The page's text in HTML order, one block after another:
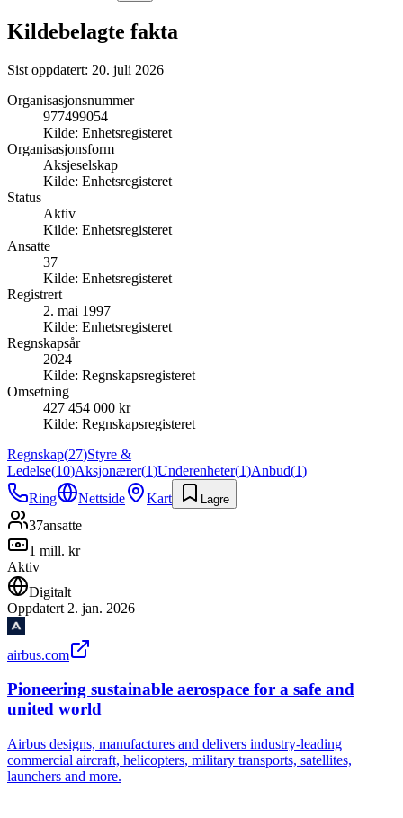
Kildebelagte fakta
Sist oppdatert: 20. juli 2026
Organisasjonsnummer
977499054
Kilde: Enhetsregisteret
Organisasjonsform
Aksjeselskap
Kilde: Enhetsregisteret
Status
Aktiv
Kilde: Enhetsregisteret
Ansatte
37
Kilde: Enhetsregisteret
Registrert
2. mai 1997
Kilde: Enhetsregisteret
Regnskapsår
2024
Kilde: Regnskapsregisteret
Omsetning
427 454 000 kr
Kilde: Regnskapsregisteret
Regnskap(27)Styre &
Ledelse(10)Aksjonærer(1)Underenheter(1)Anbud(1)
Ring
Nettside Kart Lagre
37ansatte
1 mill. kr
Aktiv
Digitalt
Oppdatert 2. jan. 2026
airbus.com
Pioneering sustainable aerospace for a safe and
united world
Airbus designs, manufactures and delivers industry-leading
commercial aircraft, helicopters, military transports, satellites,
launchers and more.